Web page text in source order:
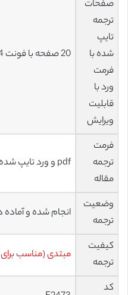
صفحات
ترجمه
تایپ
شده با
فرمت
ورد با
قابلیت
ویرایش
20 صفحه با فونت 14 B Nazanin
فرمت
ترجمه
مقاله
pdf و ورد تایپ شده با قابلیت ویرایش
وضعیت
ترجمه
انجام شده و آماده
کیفیت
ترجمه
مبتدی (مناسب
کد